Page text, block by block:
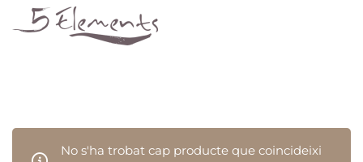
No s'ha trobat cap producte que coincideixi